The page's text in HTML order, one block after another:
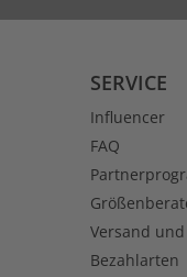
SERVICE
Influencer
FAQ
Versand
Bezahlarten